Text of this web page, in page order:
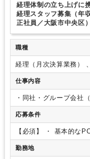
経理体制の立ち上げに
経理スタッフ募集（年
正社員／大阪市中央区）
職種
経理（月次決算業務） 、 経理（決算業務） 、 経理（日常業
務）
仕事内容
・同社・グループ会社
会計帳簿管理および会
務、および資料作成（
行っていただくことを
立する中国人顧客に対
明・情報提供・海外顧
応募条件
【必須】 ・ 基本的な
語が話せる方・経理の
務所どちらも歓迎／日
勤務地